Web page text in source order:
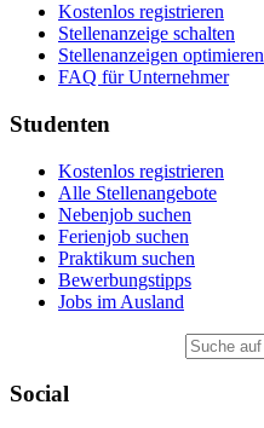
Kostenlos registrieren
Stellenanzeige schalten
Stellenanzeigen optimieren
FAQ für Unternehmer
Studenten
Kostenlos registrieren
Alle Stellenangebote
Nebenjob suchen
Ferienjob suchen
Praktikum suchen
Bewerbungstipps
Jobs im Ausland
Social